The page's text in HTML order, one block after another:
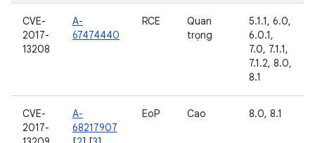
CVE-
2017-
13208
A-
67474440
RCE
Quan
trọng
5.1.1, 6.0,
6.0.1,
7.0, 7.1.1,
7.1.2, 8.0,
8.1
CVE-
2017-
A-
68217907
EoP Cao 8.0, 8.1